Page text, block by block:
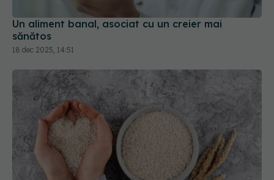
Un aliment banal, asociat cu un creier mai
sănătos
18 dec 2025, 14:51